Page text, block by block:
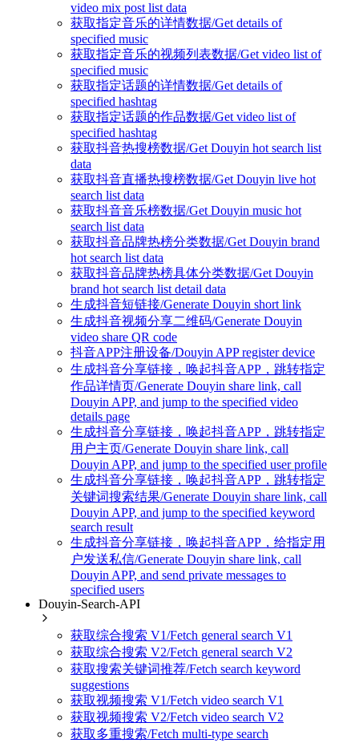
video mix post list data
获取指定音乐的详情数据/Get details of
specified music
获取指定音乐的视频列表数据/Get video list of
specified music
获取指定话题的详情数据/Get details of
specified hashtag
获取指定话题的作品数据/Get video list of
specified hashtag
获取抖音热搜榜数据/Get Douyin hot search list
data
获取抖音直播热搜榜数据/Get Douyin live hot
search list data
获取抖音音乐榜数据/Get Douyin music hot
search list data
获取抖音品牌热榜分类数据/Get Douyin brand
hot search list data
获取抖音品牌热榜具体分类数据/Get Douyin
brand hot search list detail data
生成抖音短链接/Generate Douyin short link
生成抖音视频分享二维码/Generate Douyin
video share QR code
抖音APP注册设备/Douyin APP register device
生成抖音分享链接，唤起抖音APP，跳转指定
作品详情页/Generate Douyin share link, call
Douyin APP, and jump to the specified video
details page
生成抖音分享链接，唤起抖音APP，跳转指定
用户主页/Generate Douyin share link, call
Douyin APP, and jump to the specified user profile
生成抖音分享链接，唤起抖音APP，跳转指定
关键词搜索结果/Generate Douyin share link, call
Douyin APP, and jump to the specified keyword
search result
生成抖音分享链接，唤起抖音APP，给指定用
户发送私信/Generate Douyin share link, call
Douyin APP, and send private messages to
specified users
Douyin-Search-API
获取综合搜索 V1/Fetch general search V1
获取综合搜索 V2/Fetch general search V2
获取搜索关键词推荐/Fetch search keyword
suggestions
获取视频搜索 V1/Fetch video search V1
获取视频搜索 V2/Fetch video search V2
获取多重搜索/Fetch multi-type search